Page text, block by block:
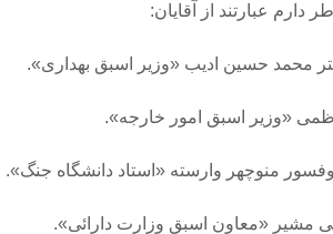
دارم عبارتند از آقایان: